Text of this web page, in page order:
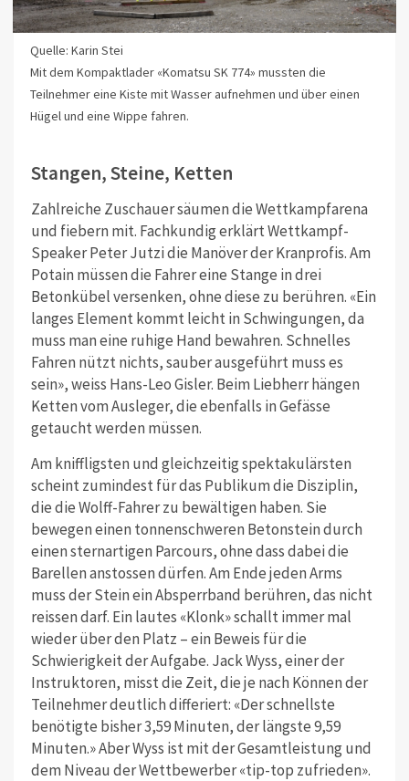
Quelle: Karin Stei
Mit dem Kompaktlader «Komatsu SK 774» mussten die
Teilnehmer eine Kiste mit Wasser aufnehmen und über einen
Hügel und eine Wippe fahren.
Stangen, Steine, Ketten
Zahlreiche Zuschauer säumen die Wettkampfarena
und fiebern mit. Fachkundig erklärt Wettkampf-
Speaker Peter Jutzi die Manöver der Kranprofis. Am
Potain müssen die Fahrer eine Stange in drei
Betonkübel versenken, ohne diese zu berühren. «Ein
langes Element kommt leicht in Schwingungen, da
muss man eine ruhige Hand bewahren. Schnelles
Fahren nützt nichts, sauber ausgeführt muss es
sein», weiss Hans-Leo Gisler. Beim Liebherr hängen
Ketten vom Ausleger, die ebenfalls in Gefässe
getaucht werden müssen.
Am kniffligsten und gleichzeitig spektakulärsten
scheint zumindest für das Publikum die Disziplin,
die die Wolff-Fahrer zu bewältigen haben. Sie
bewegen einen tonnenschweren Betonstein durch
einen sternartigen Parcours, ohne dass dabei die
Barellen anstossen dürfen. Am Ende jeden Arms
muss der Stein ein Absperrband berühren, das nicht
reissen darf. Ein lautes «Klonk» schallt immer mal
wieder über den Platz – ein Beweis für die
Schwierigkeit der Aufgabe. Jack Wyss, einer der
Instruktoren, misst die Zeit, die je nach Können der
Teilnehmer deutlich differiert: «Der schnellste
benötigte bisher 3,59 Minuten, der längste 9,59
Minuten.» Aber Wyss ist mit der Gesamtleistung und
dem Niveau der Wettbewerber «tip-top zufrieden».